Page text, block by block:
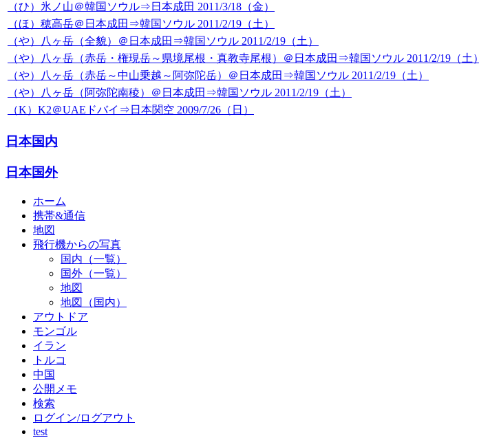
（ひ）氷ノ山＠韓国ソウル⇒日本成田 2011/3/18（金）
（ほ）穂高岳＠日本成田⇒韓国ソウル 2011/2/19（土）
（や）八ヶ岳（全貌）＠日本成田⇒韓国ソウル 2011/2/19（土）
（や）八ヶ岳（赤岳・権現岳～県境尾根・真教寺尾根）＠日本成田⇒韓国ソウル 2011/2/19（土）
（や）八ヶ岳（赤岳～中山乗越～阿弥陀岳）＠日本成田⇒韓国ソウル 2011/2/19（土）
（や）八ヶ岳（阿弥陀南稜）＠日本成田⇒韓国ソウル 2011/2/19（土）
（K）K2＠UAEドバイ⇒日本関空 2009/7/26（日）
日本国内
日本国外
ホーム
携帯&通信
地図
飛行機からの写真
国内（一覧）
国外（一覧）
地図
地図（国内）
アウトドア
モンゴル
イラン
トルコ
中国
公開メモ
検索
ログイン/ログアウト
test